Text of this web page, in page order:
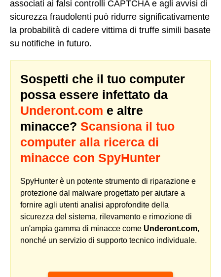
associati ai falsi controlli CAPTCHA e agli avvisi di
sicurezza fraudolenti può ridurre significativamente
la probabilità di cadere vittima di truffe simili basate
su notifiche in futuro.
Sospetti che il tuo computer
possa essere infettato da
Underont.com e altre
minacce? Scansiona il tuo
computer alla ricerca di
minacce con SpyHunter
SpyHunter è un potente strumento di riparazione e
protezione dal malware progettato per aiutare a
fornire agli utenti analisi approfondite della
sicurezza del sistema, rilevamento e rimozione di
un'ampia gamma di minacce come Underont.com,
nonché un servizio di supporto tecnico individuale.